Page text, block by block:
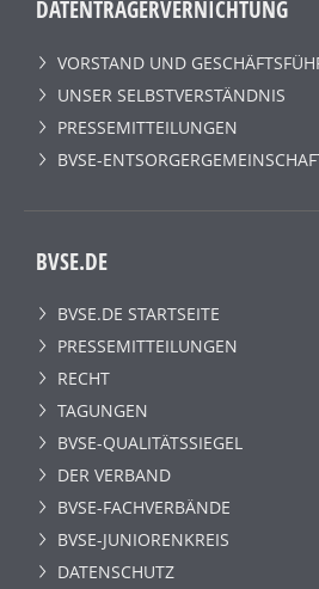
DATENTRÄGERVERNICHTUNG
VORSTAND UND
UNSER SELBSTVERSTÄNDNIS
PRESSEMITTEILUNGEN
BVSE-
BVSE.DE
BVSE.DE STARTSEITE
PRESSEMITTEILUNGEN
RECHT
TAGUNGEN
BVSE-QUALITÄTSSIEGEL
DER VERBAND
BVSE-FACHVERBÄNDE
BVSE-JUNIORENKREIS
DATENSCHUTZ